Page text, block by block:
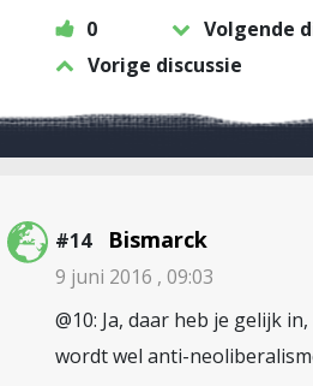
0
Volgende
Vorige discussie
#14 Bismarck
9 juni 2016 , 09:03
@10: Ja, daar heb je gelijk
wordt wel anti-